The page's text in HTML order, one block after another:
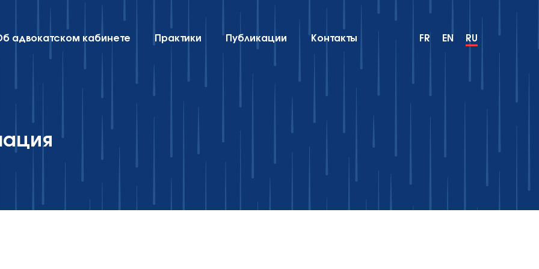
адвокатском кабинете Практики Публикации Контакты FR EN RU